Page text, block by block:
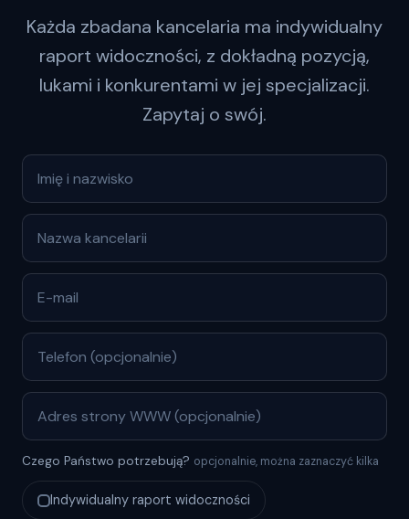
Każda zbadana kancelaria ma indywidualny
raport widoczności, z dokładną pozycją,
lukami i konkurentami w jej specjalizacji.
Zapytaj o swój.
Czego Państwo potrzebują? opcjonalnie, można zaznaczyć kilka
Indywidualny raport widoczności